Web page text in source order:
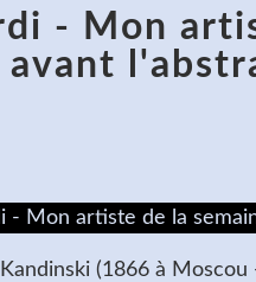
- Mon
avant
(1866 à